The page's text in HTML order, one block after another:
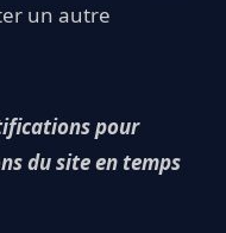
un autre
pour
du site en temps